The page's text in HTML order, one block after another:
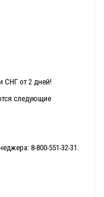
СНГ от 2 дней!
следующие
8-800-551-32-31.